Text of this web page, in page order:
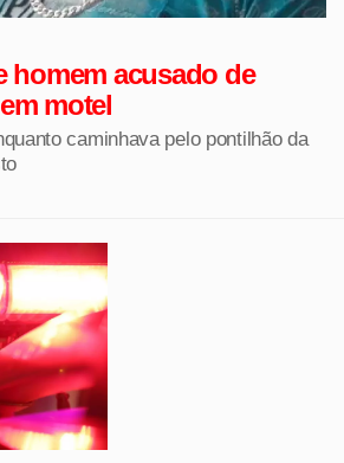
homem acusado de
motel
caminhava pelo pontilhão da